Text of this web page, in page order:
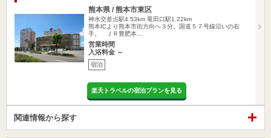
熊本県 / 熊本市東区
神水交差点駅4.53km 竜田口駅1.22km
熊本ICより熊本市街方向へ３分。国道５７号線沿いの右
手。 ＪＲ豊肥本…
営業時間
入浴料金 ～
宿泊
楽天トラベルの宿泊プランを見る
関連情報から探す